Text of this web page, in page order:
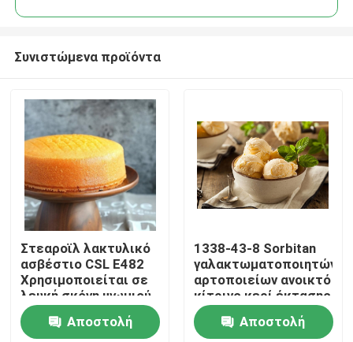
Προϊόντα
Βίντεο
Συνιστώμενα προϊόντα
Στεαροϊλ λακτυλικό
ασβέστιο CSL E482
Χρησιμοποιείται σε
λευκή σκόνη ψωμιού
Αποστολή
1338-43-8 Sorbitan
γαλακτωματοποιητών
αρτοποιείων ανοικτό
κίτρινο κερί έκτασης
E491 εστέρων
λιπαρού οξέος
Αποστολή